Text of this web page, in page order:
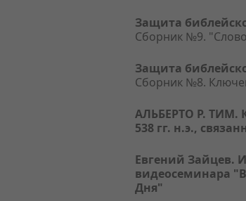
Защита
Сборник №9.
Защита
Сборник №8.
АЛЬБЕРТО Р. ТИМ.
538 гг. н.э.,
Евгений Зайцев.
видеосеминара
Дня"